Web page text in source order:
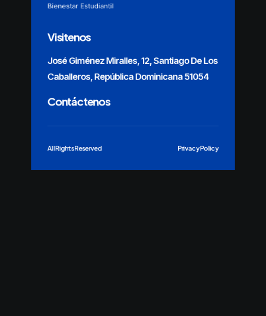
Bienestar Estudiantil
Visitenos
José Giménez Miralles, 12, Santiago De Los
Caballeros, República Dominicana 51054
Contáctenos
All Rights Reserved Privacy Policy